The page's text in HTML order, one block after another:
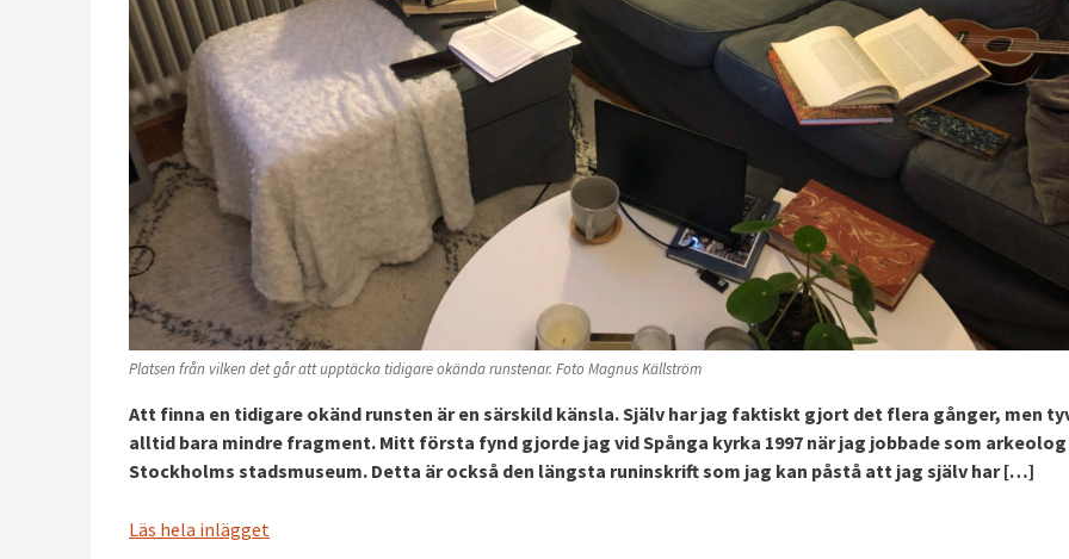
Platsen från vilken det går att upptäcka tidigare okända runstenar. Foto Magnus Källström
Att finna en tidigare okänd runsten är en särskild känsla. Själv har jag faktiskt gjort det flera gånger, men
alltid bara mindre fragment. Mitt första fynd gjorde jag vid Spånga kyrka 1997 när jag jobbade som arkeolog
Stockholms stadsmuseum. Detta är också den längsta runinskrift som jag kan påstå att jag själv har […]
Läs hela inlägget